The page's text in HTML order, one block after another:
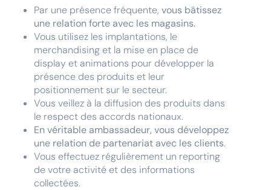
Par une présence fréquente, vous bâtissez
une relation forte avec les magasins.
Vous utilisez les implantations, le
merchandising et la mise en place de
display et animations pour développer la
présence des produits et leur
positionnement sur le secteur.
Vous veillez à la diffusion des produits dans
le respect des accords nationaux.
En véritable ambassadeur, vous développez
une relation de partenariat avec les clients.
Vous effectuez régulièrement un reporting
de votre activité et des informations
collectées.